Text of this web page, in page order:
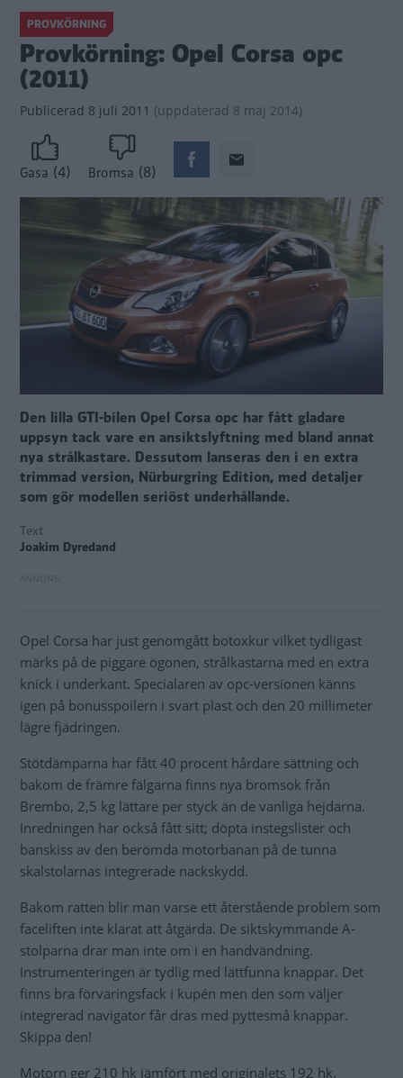
PROVKÖRNING
Provkörning: Opel Corsa opc
(2011)
Publicerad 8 juli 2011 (uppdaterad 8 maj 2014)
Gasa (4) Bromsa (8)
Den lilla GTI-bilen Opel Corsa opc har fått gladare
uppsyn tack vare en ansiktslyftning med bland annat
nya strålkastare. Dessutom lanseras den i en extra
trimmad version, Nürburgring Edition, med detaljer
som gör modellen seriöst underhållande.
Text
Joakim Dyredand
Opel Corsa har just genomgått botoxkur vilket tydligast
märks på de piggare ögonen, strålkastarna med en extra
knick i underkant. Specialaren av opc-versionen känns
igen på bonusspoilern i svart plast och den 20 millimeter
lägre fjädringen.
Stötdämparna har fått 40 procent hårdare sättning och
bakom de främre fälgarna finns nya bromsok från
Brembo, 2,5 kg lättare per styck än de vanliga hejdarna.
Inredningen har också fått sitt; döpta instegslister och
banskiss av den berömda motorbanan på de tunna
skalstolarnas integrerade nackskydd.
Bakom ratten blir man varse ett återstående problem som
faceliften inte klarat att åtgärda. De siktskymmande A-
stolparna drar man inte om i en handvändning.
Instrumenteringen är tydlig med lättfunna knappar. Det
finns bra förvaringsfack i kupén men den som väljer
integrerad navigator får dras med pyttesmå knappar.
Skippa den!
Motorn ger 210 hk jämfört med originalets 192 hk.